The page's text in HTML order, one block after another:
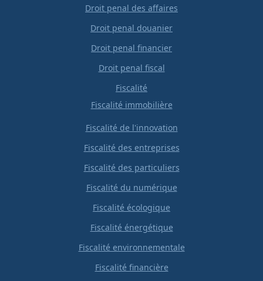
Droit penal des affaires
Droit penal douanier
Droit penal financier
Droit penal fiscal
Fiscalité
Fiscalité immobilière
Fiscalité de l'innovation
Fiscalité des entreprises
Fiscalité des particuliers
Fiscalité du numérique
Fiscalité écologique
Fiscalité énergétique
Fiscalité environnementale
Fiscalité financière